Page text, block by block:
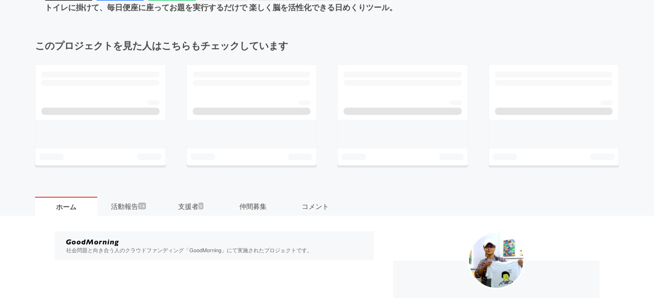
トイレに掛けて、毎日便座に座ってお題を実行するだけで 楽しく脳を活性化できる日めくりツール。
このプロジェクトを見た人はこちらもチェックしています
ホーム 活動報告 14 支援者9 仲間募集 コメント
社会問題と向き合う人のクラウドファンディング「GoodMorning」にて実施されたプロジェクトです。